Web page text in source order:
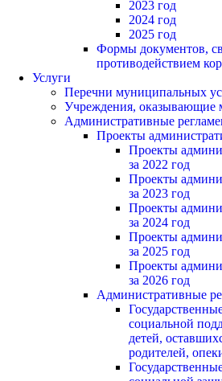
2023 год
2024 год
2025 год
Формы документов,
противодействием
Услуги
Перечни муниципальных
Учреждения, оказывающие
Административные
Проекты
Проекты
за 2022 год
Проекты
за 2023 год
Проекты
за 2024 год
Проекты
за 2025 год
Проекты
за 2026 год
Административные
социальной
детей,
родителей,